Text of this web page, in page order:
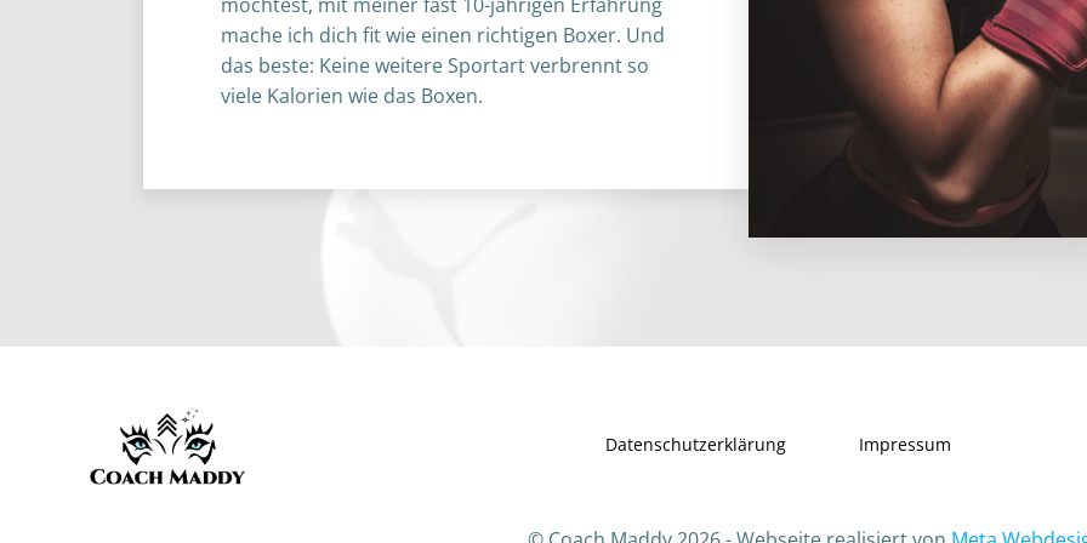
mache ich dich fit wie einen richtigen Boxer. Und
das beste: Keine weitere Sportart verbrennt so
viele Kalorien wie das Boxen.
Datenschutzerklärung Impressum